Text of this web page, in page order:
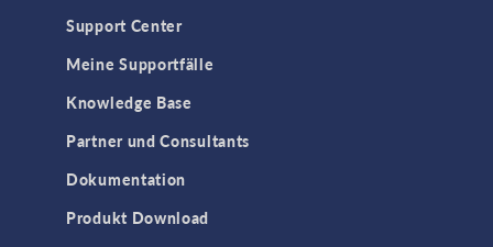
Support Center
Meine Supportfälle
Knowledge Base
Partner und Consultants
Dokumentation
Produkt Download